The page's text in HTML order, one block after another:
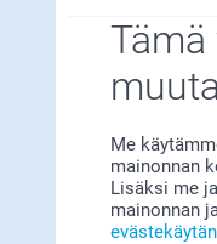
Me
mainonnan
Lisäksi me
mainonnan